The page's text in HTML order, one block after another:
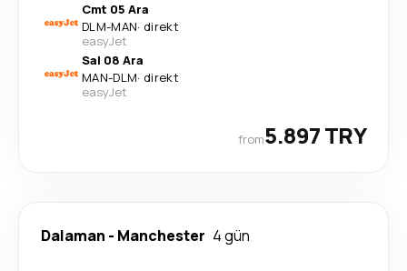
Cmt 05 Ara
DLM-MAN· direkt
easyJet
Sal 08 Ara
MAN-DLM· direkt
easyJet
from5.897 TRY
Dalaman - Manchester 4 gün